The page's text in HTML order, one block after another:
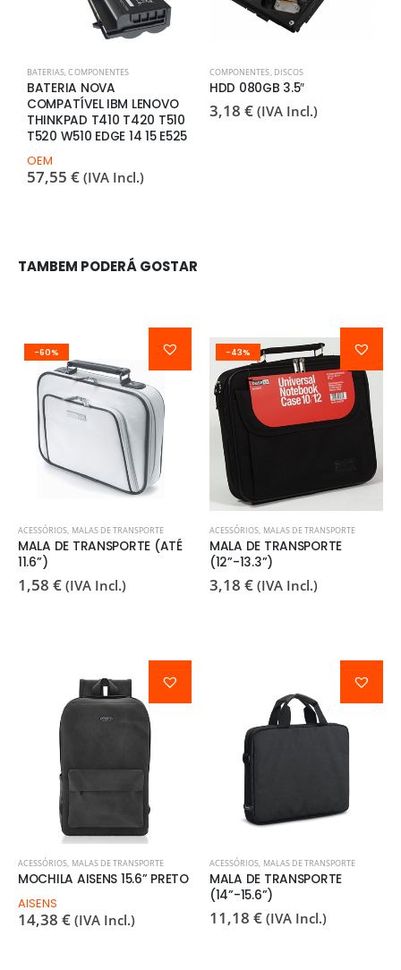
BATERIAS,COMPONENTES
BATERIA NOVA
COMPATÍVEL IBM LENOVO
THINKPAD T410 T420 T510
T520 W510 EDGE 14 15 E525
OEM
57,55 € (IVA Incl.)
COMPONENTES, DISCOS
HDD 080GB 3.5″
3,18 € (IVA Incl.)
TAMBEM PODERÁ GOSTAR
-60%
ACESSÓRIOS, MALAS DE TRANSPORTE
MALA DE TRANSPORTE (ATÉ
11.6”)
1,58 € (IVA Incl.)
-43%
ACESSÓRIOS, MALAS DE TRANSPORTE
MALA DE TRANSPORTE
(12”-13.3”)
3,18 € (IVA Incl.)
ACESSÓRIOS, MALAS DE TRANSPORTE
MOCHILA AISENS 15.6” PRETO
AISENS
14,38 € (IVA Incl.)
ACESSÓRIOS, MALAS DE TRANSPORTE
MALA DE TRANSPORTE
(14”-15.6”)
11,18 € (IVA Incl.)